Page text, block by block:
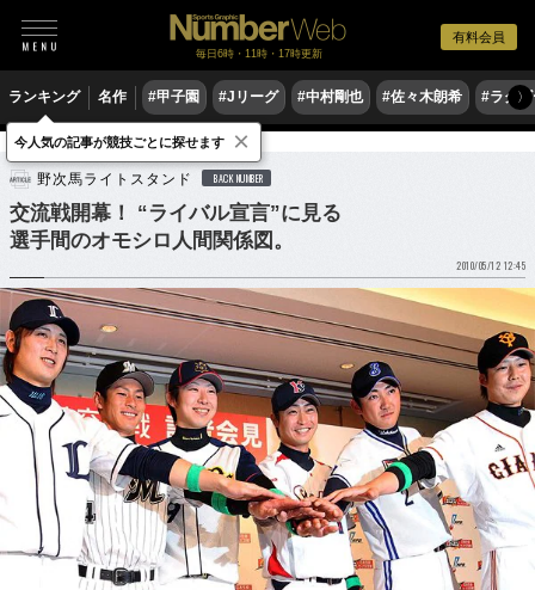
有料会員
毎日6時・11時・17時更新
ランキング 名作 #甲子園 #Jリーグ #中村剛也 #佐々木朗希 #ラグ〉
野球 プロ野球
野次馬ライトスタンド BACK NUMBER
交流戦開幕！ “ライバル宣言”に見る
選手間のオモシロ人間関係図。
2010/05/12 12:45
今人気の記事が競技ごとに探せます ×